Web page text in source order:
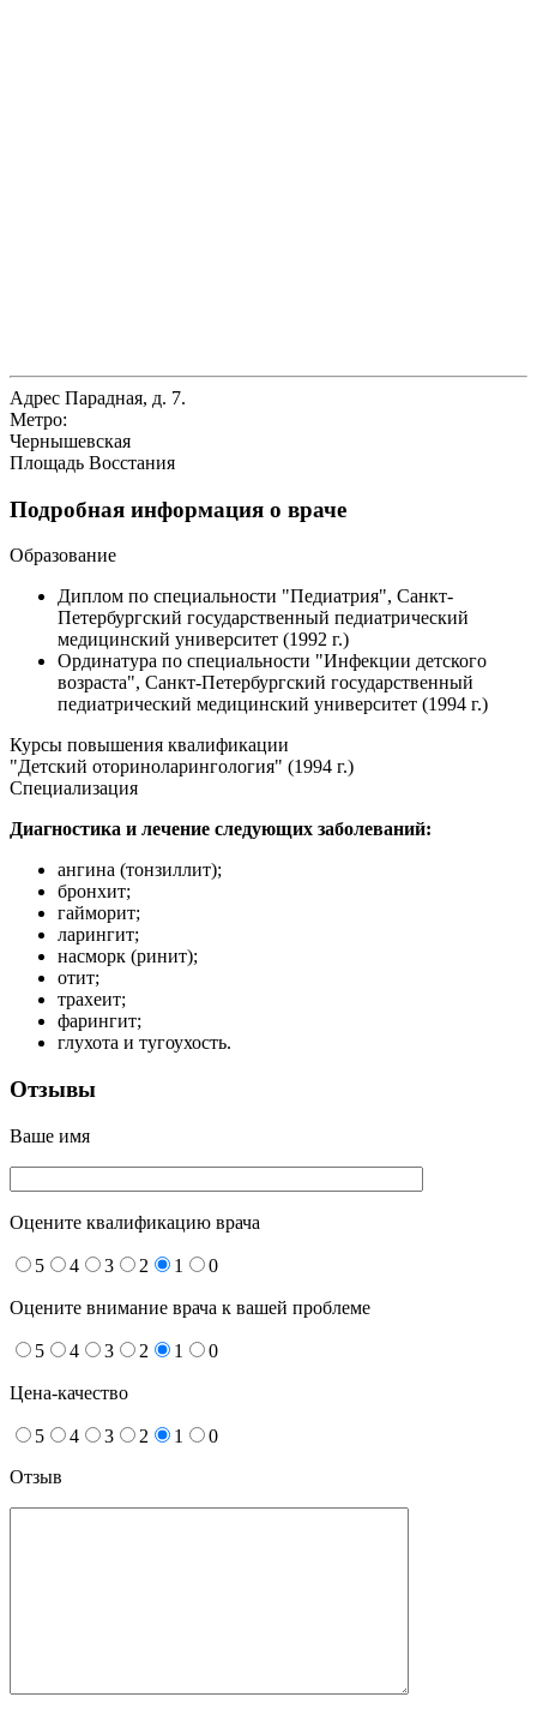
Адрес Парадная, д. 7.
Метро:
Чернышевская
Площадь Восстания
Подробная информация о враче
Образование
Диплом по специальности "Педиатрия", Санкт-
Петербургский государственный педиатрический
медицинский университет (1992 г.)
Ординатура по специальности "Инфекции детского
возраста", Санкт-Петербургский государственный
педиатрический медицинский университет (1994 г.)
Курсы повышения квалификации
"Детский оториноларингология" (1994 г.)
Специализация
Диагностика и лечение следующих заболеваний:
ангина (тонзиллит);
бронхит;
гайморит;
ларингит;
насморк (ринит);
отит;
трахеит;
фарингит;
глухота и тугоухость.
Отзывы
Ваше имя
Оцените квалификацию врача
5 4 3 2 1 0
Оцените внимание врача к вашей проблеме
5 4 3 2 1 0
Цена-качество
5 4 3 2 1
0
Отзыв